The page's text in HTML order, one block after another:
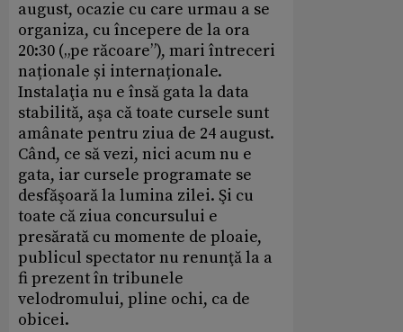
august, ocazie cu care urmau a se
organiza, cu începere de la ora
20:30 („pe răcoare”), mari întreceri
naționale și internaționale.
Instalaţia nu e însă gata la data
stabilită, aşa că toate cursele sunt
amânate pentru ziua de 24 august.
Când, ce să vezi, nici acum nu e
gata, iar cursele programate se
desfăşoară la lumina zilei. Şi cu
toate că ziua concursului e
presărată cu momente de ploaie,
publicul spectator nu renunţă la a
fi prezent în tribunele
velodromului, pline ochi, ca de
obicei.